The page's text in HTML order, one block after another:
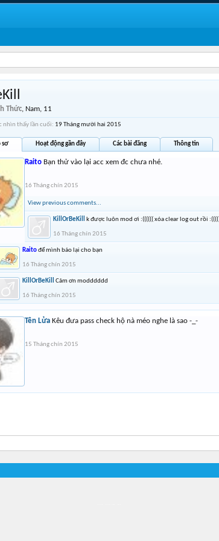
Thức, Nam, 11
nhìn thấy lần cuối: 19 Tháng mười hai 2015
sơ Hoạt động gần đây Các bài đăng Thông tin
Raito Bạn thử vào lại acc xem đc chưa nhé.
16 Tháng chín 2015
View previous comments...
KillOrBeKill k được luôn mod ơi :(((((( xóa clear log out rồi :((((
16 Tháng chín 2015
Raitođể mình báo lại cho bạn
16 Tháng chín 2015
KillOrBeKill Cảm ơn modddddd
16 Tháng chín 2015
Tên Lửa Kêu đưa pass check hộ nà méo nghe là sao -_-
15 Tháng chín 2015